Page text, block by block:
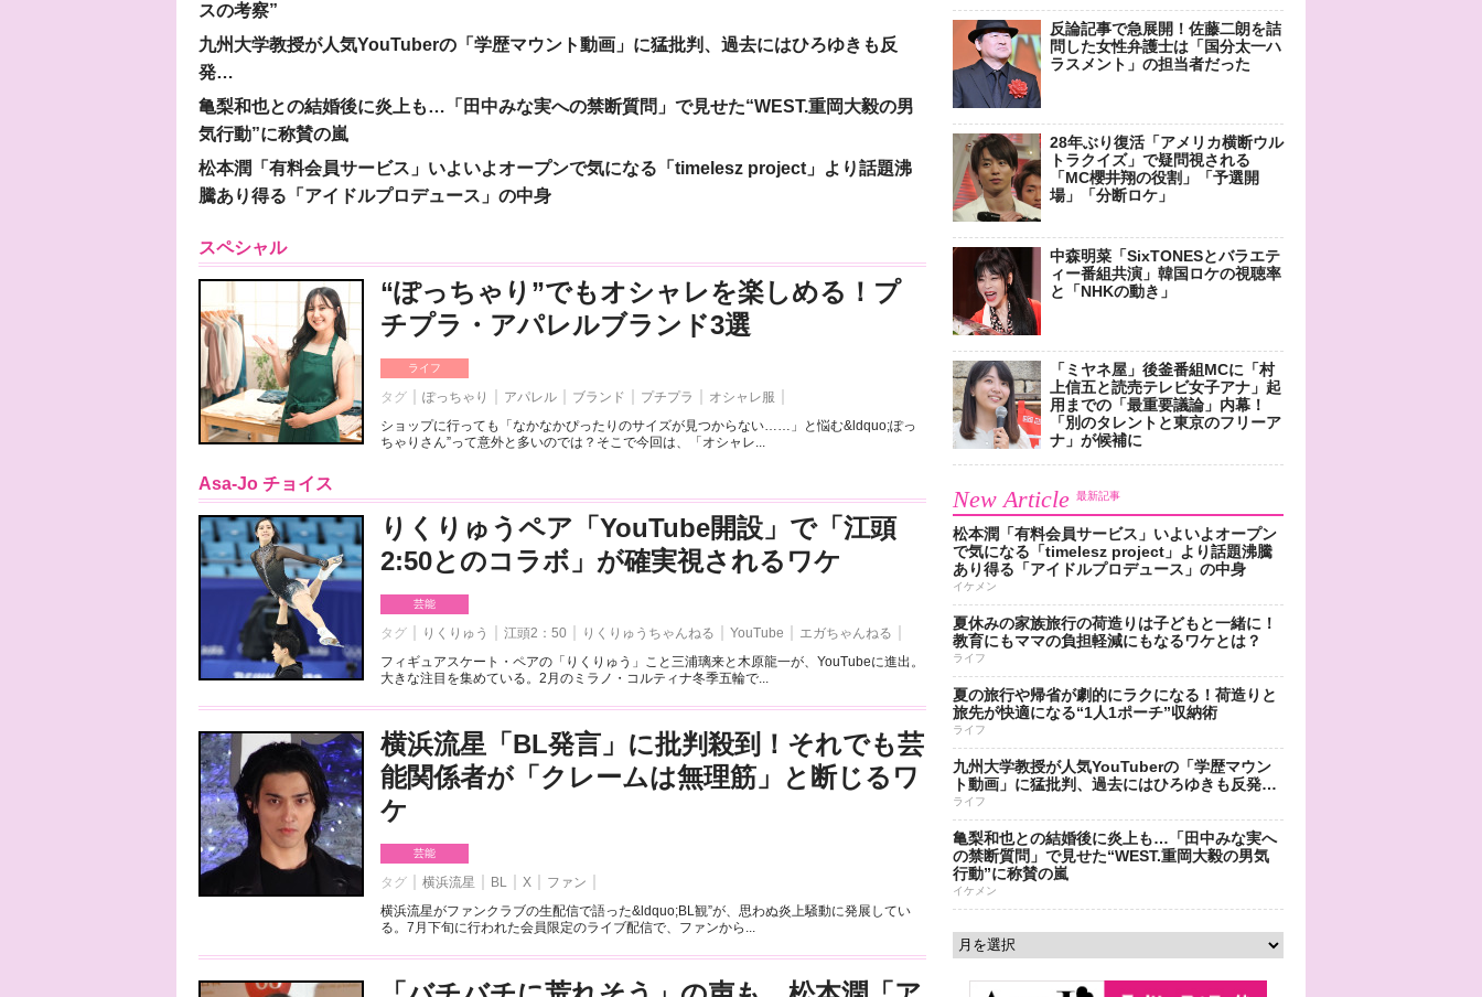
スの考察”
九州大学教授が人気YouTuberの「学歴マウント動画」に猛批判、過去にはひろゆきも反
発…
亀梨和也との結婚後に炎上も…「田中みな実への禁断質問」で見せた“WEST.重岡大毅の男
気行動”に称賛の嵐
松本潤「有料会員サービス」いよいよオープンで気になる「timelesz project」より話題沸
騰あり得る「アイドルプロデュース」の中身
スペシャル
“ぽっちゃり”でもオシャレを楽しめる！プ
チプラ・アパレルブランド3選
ライフ
タグ ぽっちゃり アパレル ブランド プチプラ
オシャレ服
ショップに行っても「なかなかぴったりのサイズが見つからない……」と悩む&ldquo;ぽっ
ちゃりさん”って意外と多いのでは？そこで今回は、「オシャレ...
Asa-Jo チョイス
りくりゅうペア「YouTube開設」で「江頭
2:50とのコラボ」が確実視されるワケ
芸能
タグ りくりゅう 江頭2：50 りくりゅうちゃんねる YouTube
エガちゃんねる
フィギュアスケート・ペアの「りくりゅう」こと三浦璃来と木原龍一が、YouTubeに進出。
大きな注目を集めている。2月のミラノ・コルティナ冬季五輪で...
横浜流星「BL発言」に批判殺到！それでも芸
能関係者が「クレームは無理筋」と断じるワ
ケ
芸能
タグ 横浜流星 BL X
ファン
横浜流星がファンクラブの生配信で語った&ldquo;BL観”が、思わぬ炎上騒動に発展してい
る。7月下旬に行われた会員限定のライブ配信で、ファンから...
反論記事で急展開！佐藤二朗を詰
問した女性弁護士は「国分太一ハ
ラスメント」の担当者だった
28年ぶり復活「アメリカ横断ウル
トラクイズ」で疑問視される
「MC櫻井翔の役割」「予選開
場」「分断ロケ」
中森明菜「SixTONESとバラエテ
ィー番組共演」韓国ロケの視聴率
と「NHKの動き」
「ミヤネ屋」後釜番組MCに「村
上信五と読売テレビ女子アナ」起
用までの「最重要議論」内幕！
「別のタレントと東京のフリーア
ナ」が候補に
New Article 最新記事
松本潤「有料会員サービス」いよいよオープン
で気になる「timelesz project」より話題沸騰
あり得る「アイドルプロデュース」の中身
イケメン
夏休みの家族旅行の荷造りは子どもと一緒に！
教育にもママの負担軽減にもなるワケとは？
ライフ
夏の旅行や帰省が劇的にラクになる！荷造りと
旅先が快適になる“1人1ポーチ”収納術
ライフ
九州大学教授が人気YouTuberの「学歴マウン
ト動画」に猛批判、過去にはひろゆきも反発…
ライフ
亀梨和也との結婚後に炎上も…「田中みな実へ
の禁断質問」で見せた“WEST.重岡大毅の男気
行動”に称賛の嵐
イケメン